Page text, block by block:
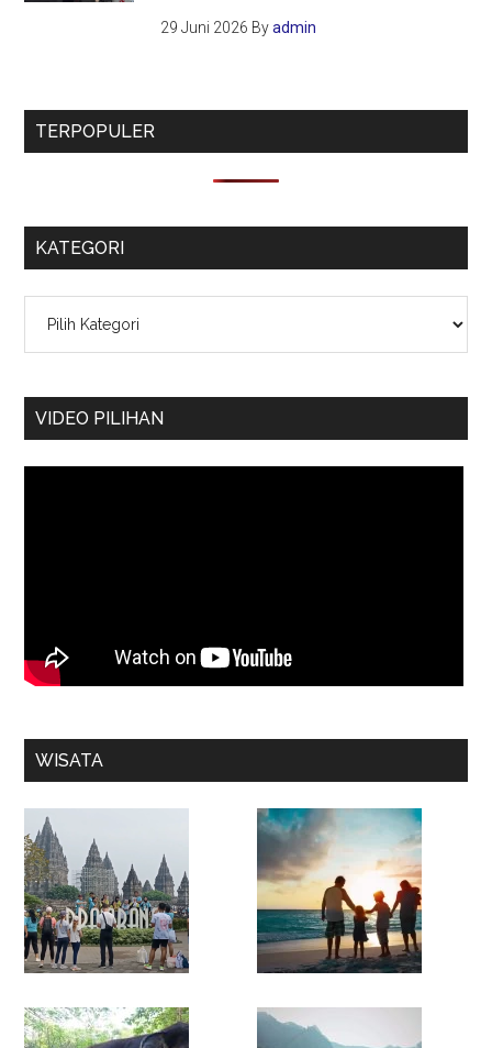
29 Juni 2026 Byadmin
TERPOPULER
KATEGORI
VIDEO PILIHAN
WISATA